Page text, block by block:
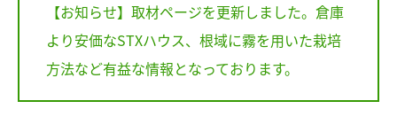
【お知らせ】取材ページを更新しました。倉庫
より安価なSTXハウス、根域に霧を用いた栽培
方法など有益な情報となっております。